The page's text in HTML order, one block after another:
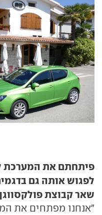
פיתחתם את המערכת
לפגוש אותה גם
שאר קבוצת
"אנחנו מפתחים את